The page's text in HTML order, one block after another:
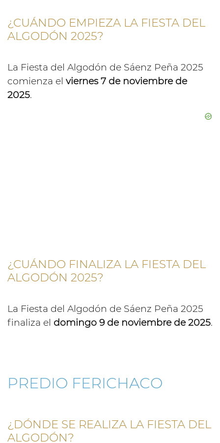
¿CUÁNDO EMPIEZA LA FIESTA DEL
ALGODÓN 2025?
La Fiesta del Algodón de Sáenz Peña 2025
comienza el viernes 7 de noviembre de
2025.
¿CUÁNDO FINALIZA LA FIESTA DEL
ALGODÓN 2025?
La Fiesta del Algodón de Sáenz Peña 2025
finaliza el domingo 9 de noviembre de 2025.
PREDIO FERICHACO
¿DÓNDE SE REALIZA LA FIESTA DEL
ALGODÓN?